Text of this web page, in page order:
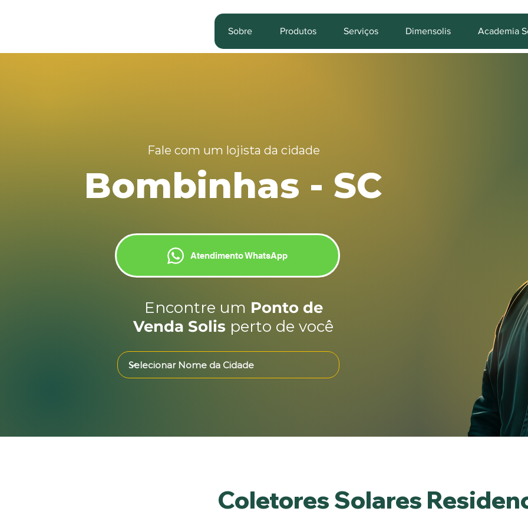
Sobre Produtos Serviços Dimensolis Academia
Fale com um lojista da cidade
Bombinhas - SC
Atendimento WhatsApp
Encontre um Ponto de
Venda Solis perto de você
Coletores Solares